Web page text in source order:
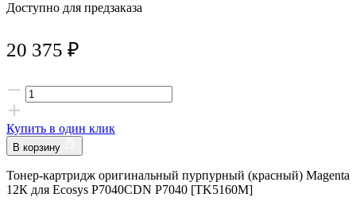
Доступно для предзаказа
20 375 ₽
Купить в один клик
В корзину
Тонер-картридж оригинальный пурпурный (красный) Magenta
12К для Ecosys P7040CDN P7040 [TK5160M]